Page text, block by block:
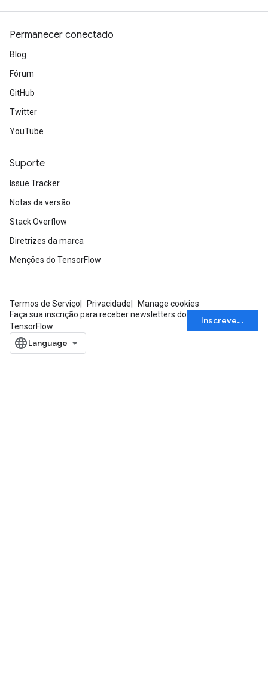
Permanecer conectado
Blog
Fórum
GitHub
Twitter
YouTube
Suporte
Issue Tracker
Notas da versão
Stack Overflow
Diretrizes da marca
Menções do TensorFlow
Termos de Serviço Privacidade
Manage cookies
Faça sua inscrição para receber newsletters do
TensorFlow
Inscrever-se